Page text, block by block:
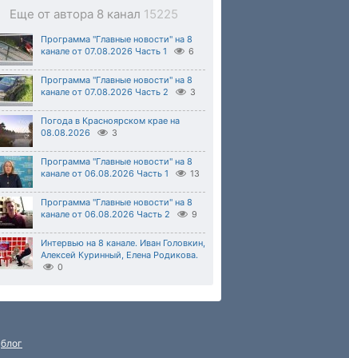
Еще от автора 8 канал 15225
Программа "Главные новости" на 8
канале от 07.08.2026 Часть 1
6
Программа "Главные новости" на 8
канале от 07.08.2026 Часть 2
3
Погода в Красноярском крае на
08.08.2026
3
Программа "Главные новости" на 8
канале от 06.08.2026 Часть 1
13
Программа "Главные новости" на 8
канале от 06.08.2026 Часть 2
9
Интервью на 8 канале. Иван Головкин,
Алексей Куринный, Елена Родикова.
0
блог